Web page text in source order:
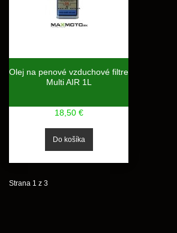
Olej na penové vzduchové filtre
Multi AIR 1L
18,50 €
Strana 1 z 3